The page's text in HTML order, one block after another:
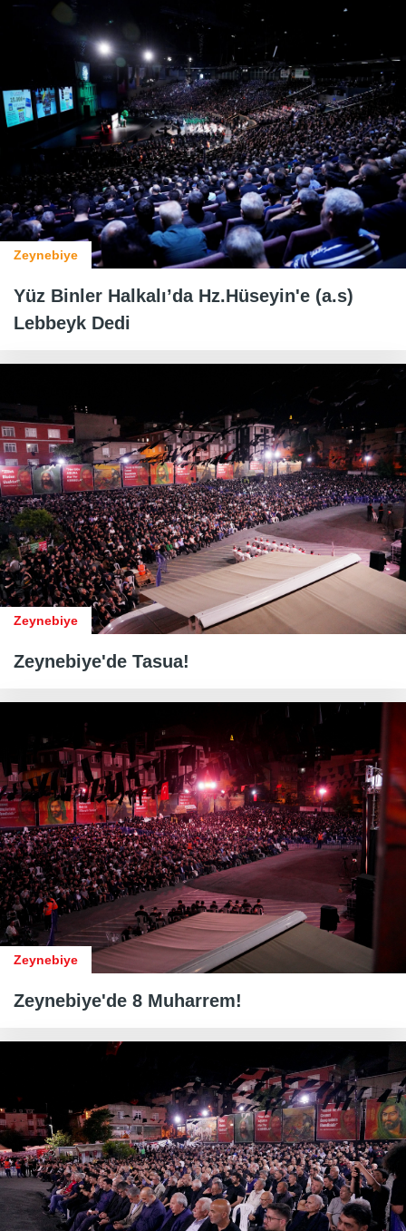
Zeynebiye
Yüz Binler Halkalı’da Hz.Hüseyin'e (a.s)
Lebbeyk Dedi
Zeynebiye
Zeynebiye'de Tasua!
Zeynebiye
Zeynebiye'de 8 Muharrem!